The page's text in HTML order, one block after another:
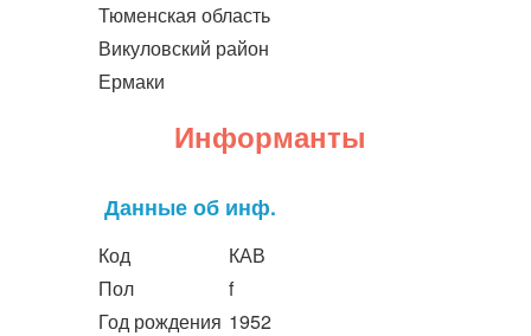
Тюменская область
Викуловский район
Ермаки
Информанты
Данные об инф.
Код
КАВ
Пол
f
Год рождения 1952